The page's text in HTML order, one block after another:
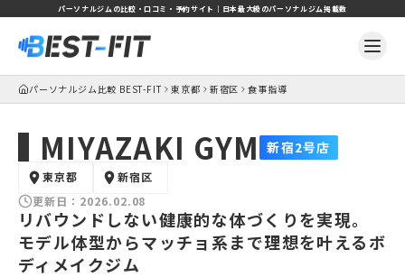
パーソナルジムの比較・口コミ・予約サイト｜日本最大級のパーソナルジム掲載数
パーソナルジム比較 BEST-FIT 東京都 新宿区 食事指導
MIYAZAKI GYM 新宿2号店
東京都
新宿区
更新日： 2026.02.08
リバウンドしない健康的な体づくりを実現。
モデル体型からマッチョ系まで理想を叶えるボ
ディメイクジム